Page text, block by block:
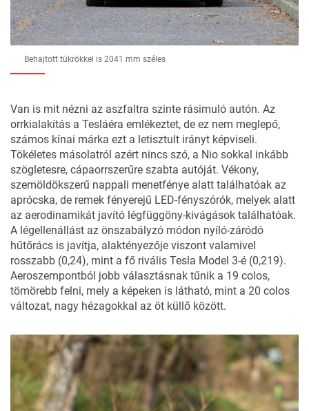
Behajtott tükrökkel is 2041 mm széles
Van is mit nézni az aszfaltra szinte rásimuló autón. Az
orrkialakítás a Tesláéra emlékeztet, de ez nem meglepő,
számos kínai márka ezt a letisztult irányt képviseli.
Tökéletes másolatról azért nincs szó, a Nio sokkal inkább
szögletesre, cápaorrszerűre szabta autóját. Vékony,
szemöldökszerű nappali menetfénye alatt találhatóak az
aprócska, de remek fényerejű LED-fényszórók, melyek alatt
az aerodinamikát javító légfüggöny-kivágások találhatóak.
A légellenállást az önszabályzó módon nyíló-záródó
hűtőrács is javítja, alaktényezője viszont valamivel
rosszabb (0,24), mint a fő rivális Tesla Model 3-é (0,219).
Aeroszempontból jobb választásnak tűnik a 19 colos,
tömörebb felni, mely a képeken is látható, mint a 20 colos
változat, nagy hézagokkal az öt küllő között.